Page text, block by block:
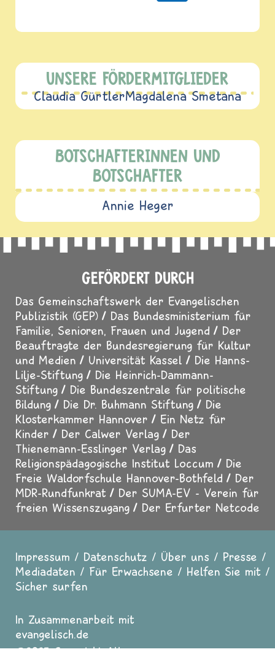
UNSERE FÖRDERMITGLIEDER
Claudia GürtlerMagdalena Smetana
BOTSCHAFTERINNEN UND
BOTSCHAFTER
Annie Heger
GEFÖRDERT DURCH
Das Gemeinschaftswerk der Evangelischen
Publizistik (GEP)
Das Bundesministerium für
Familie, Senioren, Frauen und Jugend
Der
Beauftragte der Bundesregierung für Kultur
und Medien
Universität Kassel
Die Hanns-
Lilje-Stiftung
Die Heinrich-Dammann-
Stiftung
Die Bundeszentrale für politische
Bildung
Die Dr. Buhmann Stiftung
Die
Klosterkammer Hannover
Ein Netz für
Kinder
Der Calwer Verlag
Der
Thienemann-Esslinger Verlag
Das
Religionspädagogische Institut Loccum
Die
Freie Waldorfschule Hannover-Bothfeld
Der
MDR-Rundfunkrat
Der SUMA-EV - Verein für
freien Wissenszugang
Der Erfurter Netcode
Fußzeile
Impressum Datenschutz Über uns
Presse
Mediadaten
Für Erwachsene
Helfen Sie mit
Sicher surfen
In Zusammenarbeit mit
evangelisch.de
2025 Copyright All